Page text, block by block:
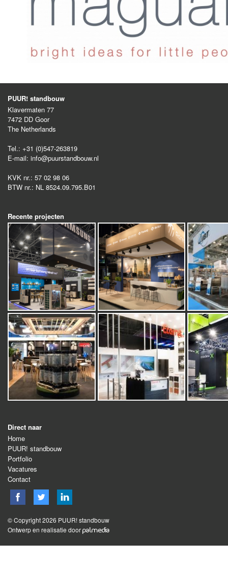
PUUR! standbouw
Klavermaten 77
7472 DD Goor
The Netherlands
Tel.: +31 (0)547-263819
E-mail: info@puurstandbouw.nl
KVK nr.: 57 02 98 06
BTW nr.: NL 8524.09.795.B01
Recente projecten
Direct naar
Home
PUUR! standbouw
Portfolio
Vacatures
Contact
© Copyright 2026 PUUR! standbouw
Ontwerp en realisatie door palmedia